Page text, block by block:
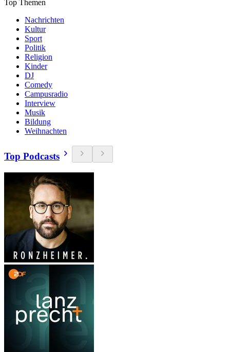
Top Themen
Nachrichten
Kultur
Sport
Politik
Religion
Kinder
DJ
Comedy
Campusradio
Interview
Musik
Bildung
Weihnachten
Top Podcasts